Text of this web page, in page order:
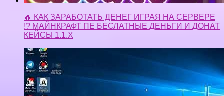
🔥 КАК ЗАРАБОТАТЬ ДЕНЕГ ИГРАЯ НА СЕРВЕРЕ
!? МАЙНКРАФТ ПЕ БЕСЛАТНЫЕ ДЕНЬГИ И ДОНАТ
КЕЙСЫ 1.1.X